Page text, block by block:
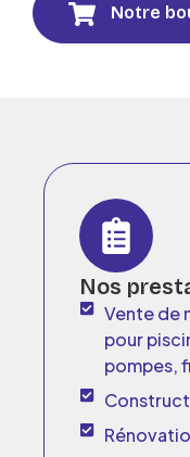
Notre
Nos
Vente de
pour
pompes,